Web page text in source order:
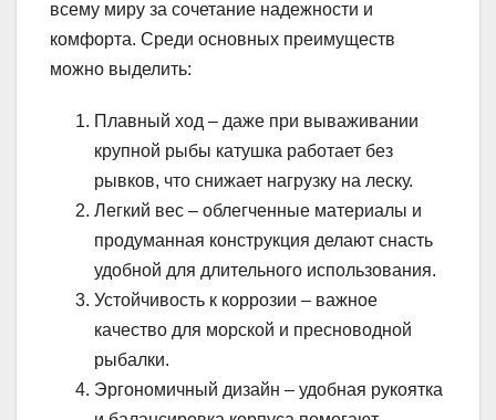
всему миру за сочетание надежности и
комфорта. Среди основных преимуществ
можно выделить:
Плавный ход – даже при вываживании
крупной рыбы катушка работает без
рывков, что снижает нагрузку на леску.
Легкий вес – облегченные материалы и
продуманная конструкция делают снасть
удобной для длительного использования.
Устойчивость к коррозии – важное
качество для морской и пресноводной
рыбалки.
Эргономичный дизайн – удобная рукоятка